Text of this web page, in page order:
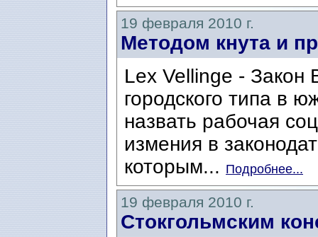
19 февраля 2010 г.
Методом кнута и
Lex Vellinge - Закон
городского типа в
назвать рабочая
измения в
которым... Подробнее...
19 февраля 2010 г.
Стокгольмским